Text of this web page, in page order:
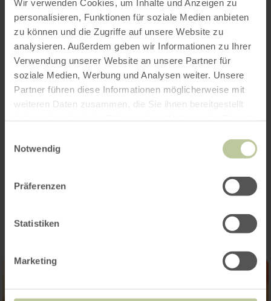
Wir verwenden Cookies, um Inhalte und Anzeigen zu
personalisieren, Funktionen für soziale Medien anbieten
zu können und die Zugriffe auf unsere Website zu
analysieren. Außerdem geben wir Informationen zu Ihrer
Verwendung unserer Website an unsere Partner für
soziale Medien, Werbung und Analysen weiter. Unsere
Partner führen diese Informationen möglicherweise mit
weiteren Daten zusammen, die Sie ihnen bereitgestellt
Notwendig
Präferenzen
Statistiken
Marketing
church service at St. Bartholomew's Church in
Rockeskyll, during which the harvest gifts will
be blessed. From 4:00 PM onward, another live
band will create a lively atmosphere.
There will be plenty of food and drinks available
on both days.
The voluntary fire department of Rockeskyll
looks forward to many visitors!